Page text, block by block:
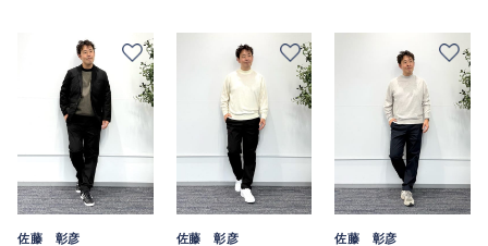
佐藤 彰彦
佐藤 彰彦
佐藤 彰彦